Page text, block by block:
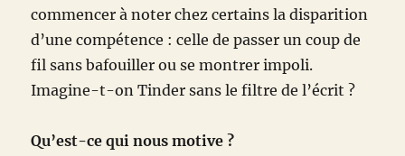
commencer à noter chez certains la disparition
d’une compétence : celle de passer un coup de
fil sans bafouiller ou se montrer impoli.
Imagine-t-on Tinder sans le filtre de l’écrit ?
Qu’est-ce qui nous motive ?